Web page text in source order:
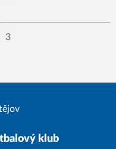
3
klub